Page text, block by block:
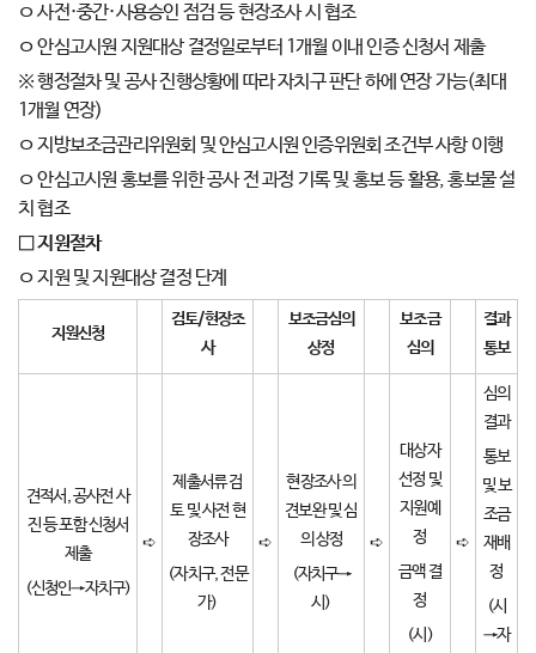
ㅇ 사전·중간·사용승인 점검 등 현장조사 시 협조
ㅇ 안심고시원 지원대상 결정일로부터 1개월 이내 인증 신청서 제출
※ 행정절차 및 공사 진행상황에 따라 자치구 판단 하에 연장 가능(최대
1개월 연장)
ㅇ 지방보조금관리위원회 및 안심고시원 인증위원회 조건부 사항 이행
ㅇ 안심고시원 홍보를 위한 공사 전 과정 기록 및 홍보 등 활용, 홍보물 설
치 협조
□지원절차
ㅇ 지원 및 지원대상 결정 단계
지원신청
검토/현장조
사
보조금심의
상정
보조금
심의
결과
통보
견적서, 공사전 사
진 등 포함 신청서
제출
(신청인→자치구)
➪
제출서류 검
토 및 사전 현
장조사
(자치구, 전문
가)
➪
현장조사 의
견보완 및 심
의 상정
(자치구→
시)
➪
대상자
선정 및
지원예
정
금액 결
정
(시)
➪
심의
결과
통보
및 보
조금
재배
정
(시
→자